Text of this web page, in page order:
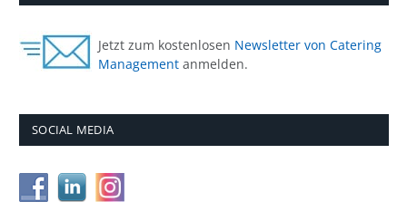
Jetzt zum kostenlosen Newsletter von Catering
Management anmelden.
SOCIAL MEDIA